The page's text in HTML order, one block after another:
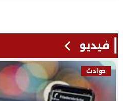
فيديو
حوادث